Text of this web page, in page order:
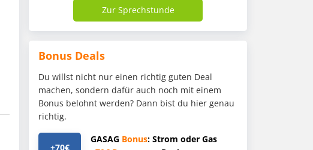
Zur Sprechstunde
Bonus Deals
Du willst nicht nur einen richtig guten Deal
machen, sondern dafür auch noch mit einem
Bonus belohnt werden? Dann bist du hier genau
richtig.
+70€
GASAG Bonus: Strom oder Gas